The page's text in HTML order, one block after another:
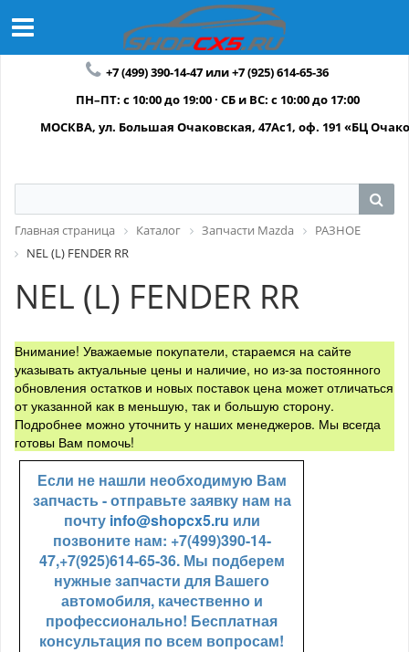
+7 (499) 390-14-47 или +7 (925) 614-65-36
ПН–ПТ: с 10:00 до 19:00 · СБ и ВС: с 10:00 до 17:00
МОСКВА, ул. Большая Очаковская, 47Ас1, оф. 191 «БЦ
Главная страница Каталог Запчасти Mazda
РАЗНОЕ
NEL (L) FENDER RR
NEL (L) FENDER RR
Внимание! Уважаемые покупатели, стараемся на сайте
указывать актуальные цены и наличие, но из-за постоянного
обновления остатков и новых поставок цена может отличаться
от указанной как в меньшую, так и большую сторону.
Подробнее можно уточнить у наших менеджеров. Мы всегда
готовы Вам помочь!
Если не нашли необходимую Вам
запчасть - отправьте заявку нам на
почту info@shopcx5.ru или
позвоните нам: +7(499)390-14-
47,+7(925)614-65-36. Мы подберем
нужные запчасти для Вашего
автомобиля, качественно и
профессионально! Бесплатная
консультация по всем вопросам!